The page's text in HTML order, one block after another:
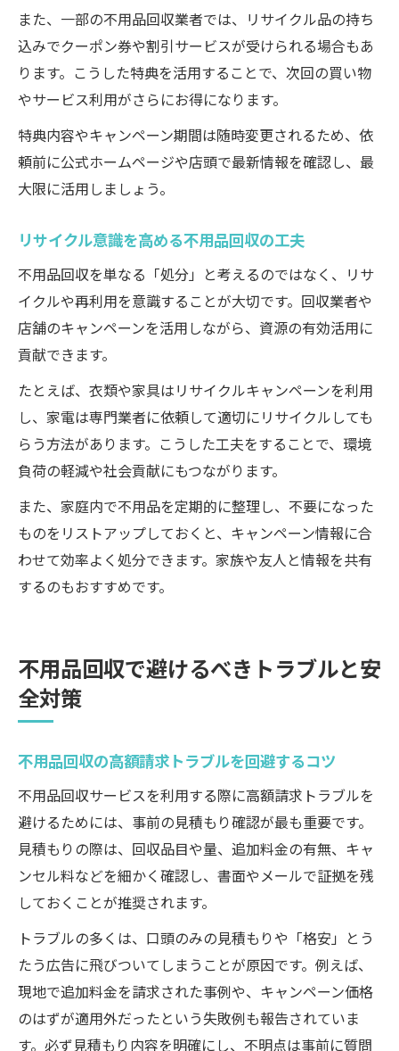
また、一部の不用品回収業者では、リサイクル品の持ち
込みでクーポン券や割引サービスが受けられる場合もあ
ります。こうした特典を活用することで、次回の買い物
やサービス利用がさらにお得になります。
特典内容やキャンペーン期間は随時変更されるため、依
頼前に公式ホームページや店頭で最新情報を確認し、最
大限に活用しましょう。
リサイクル意識を高める不用品回収の工夫
不用品回収を単なる「処分」と考えるのではなく、リサ
イクルや再利用を意識することが大切です。回収業者や
店舗のキャンペーンを活用しながら、資源の有効活用に
貢献できます。
たとえば、衣類や家具はリサイクルキャンペーンを利用
し、家電は専門業者に依頼して適切にリサイクルしても
らう方法があります。こうした工夫をすることで、環境
負荷の軽減や社会貢献にもつながります。
また、家庭内で不用品を定期的に整理し、不要になった
ものをリストアップしておくと、キャンペーン情報に合
わせて効率よく処分できます。家族や友人と情報を共有
するのもおすすめです。
不用品回収で避けるべきトラブルと安
全対策
不用品回収の高額請求トラブルを回避するコツ
不用品回収サービスを利用する際に高額請求トラブルを
避けるためには、事前の見積もり確認が最も重要です。
見積もりの際は、回収品目や量、追加料金の有無、キャ
ンセル料などを細かく確認し、書面やメールで証拠を残
しておくことが推奨されます。
トラブルの多くは、口頭のみの見積もりや「格安」とう
たう広告に飛びついてしまうことが原因です。例えば、
現地で追加料金を請求された事例や、キャンペーン価格
のはずが適用外だったという失敗例も報告されていま
す。必ず見積もり内容を明確にし、不明点は事前に質問